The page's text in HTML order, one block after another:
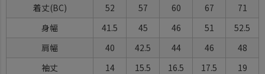
着丈(BC)
52 57 60 67
71
身幅
41.5 45 46 51
52.5
肩幅
40 42.5 44 46
48
袖丈
14 15.5 16.5 17.5 19